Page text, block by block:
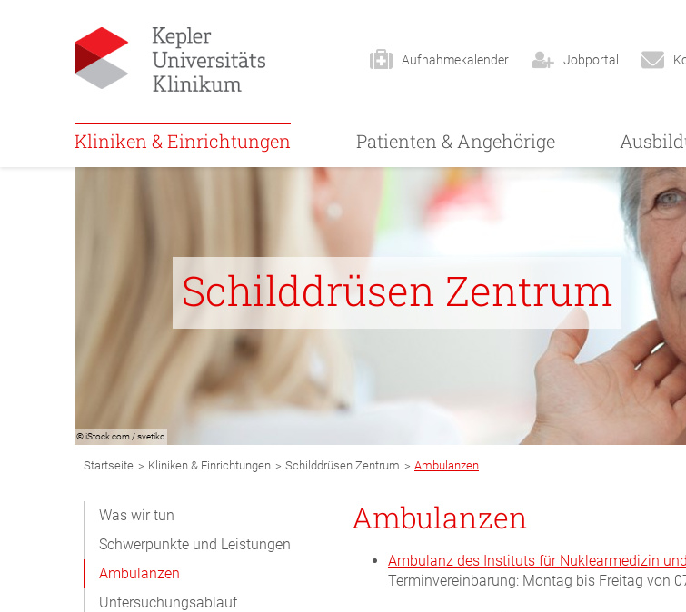
Aufnahmekalender Jobportal
Kliniken & Einrichtungen Patienten & Angehörige
Schilddrüsen Zentrum
© iStock.com / svetikd
Breadcrumb
Navigation
Startseite > Kliniken & Einrichtungen > Schilddrüsen Zentrum > Ambulanzen
Subnavigation
Desktop
Was wir tun
Schwerpunkte und Leistungen
Ambulanzen
Untersuchungsablauf
Ambulanzen
Ambulanz des Instituts für Nuklearmedizin
Terminvereinbarung: Montag bis Freitag von